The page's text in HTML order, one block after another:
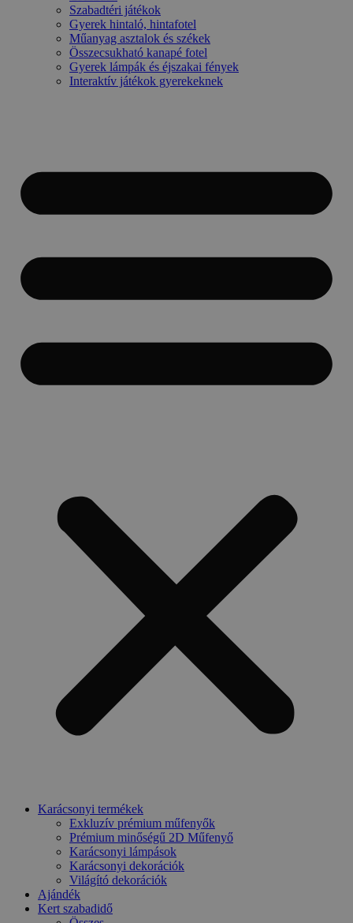
Szabadtéri játékok
Gyerek hintaló, hintafotel
Műanyag asztalok és székek
Összecsukható kanapé fotel
Gyerek lámpák és éjszakai fények
Interaktív játékok gyerekeknek
Karácsonyi termékek
Exkluzív prémium műfenyők
Prémium minőségű 2D Műfenyő
Karácsonyi lámpások
Karácsonyi dekorációk
Világító dekorációk
Ajándék
Kert szabadidő